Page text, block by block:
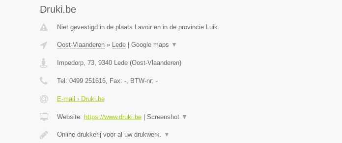
Druki.be
Niet gevestigd in de plaats Lavoir en in de provincie Luik.
Oost-Vlaanderen» Lede| Google maps ▼
Impedorp, 73, 9340 Lede(Oost-Vlaanderen)
Tel: 0499 251616, Fax: -, BTW-nr: -
E-mail › Druki.be
Website: https://www.druki.be| Screenshot ▼
Online drukkerij voor al uw drukwerk. ▼